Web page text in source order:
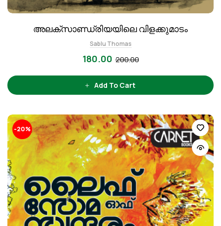
അലക്സാണ്ഡ്രിയയിലെ വിളക്കുമാടം
Sablu Thomas
200.00
180.00
Add To Cart
-20%